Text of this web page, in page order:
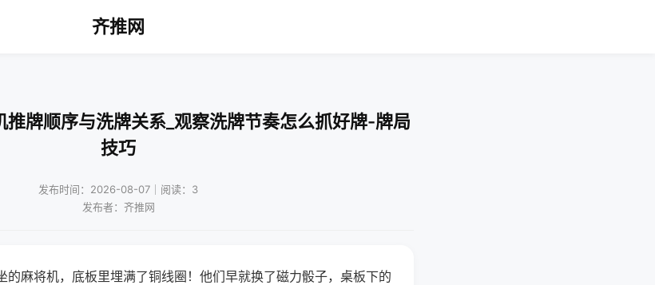
齐推网
推牌顺序与洗牌关系_观察洗牌节奏怎么抓好牌-牌局
技巧
发布时间：2026-08-07｜阅读：3
发布者：齐推网
的麻将机，底板里埋满了铜线圈！他们早就换了磁力骰子，桌板下的